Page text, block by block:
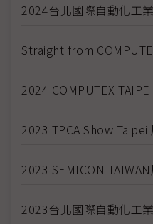
2024台北國際自動化工
Straight from
2024 COMPUTEX
2023 TPCA Show Taipei
2023 SEMICON
2023台北國際自動化工